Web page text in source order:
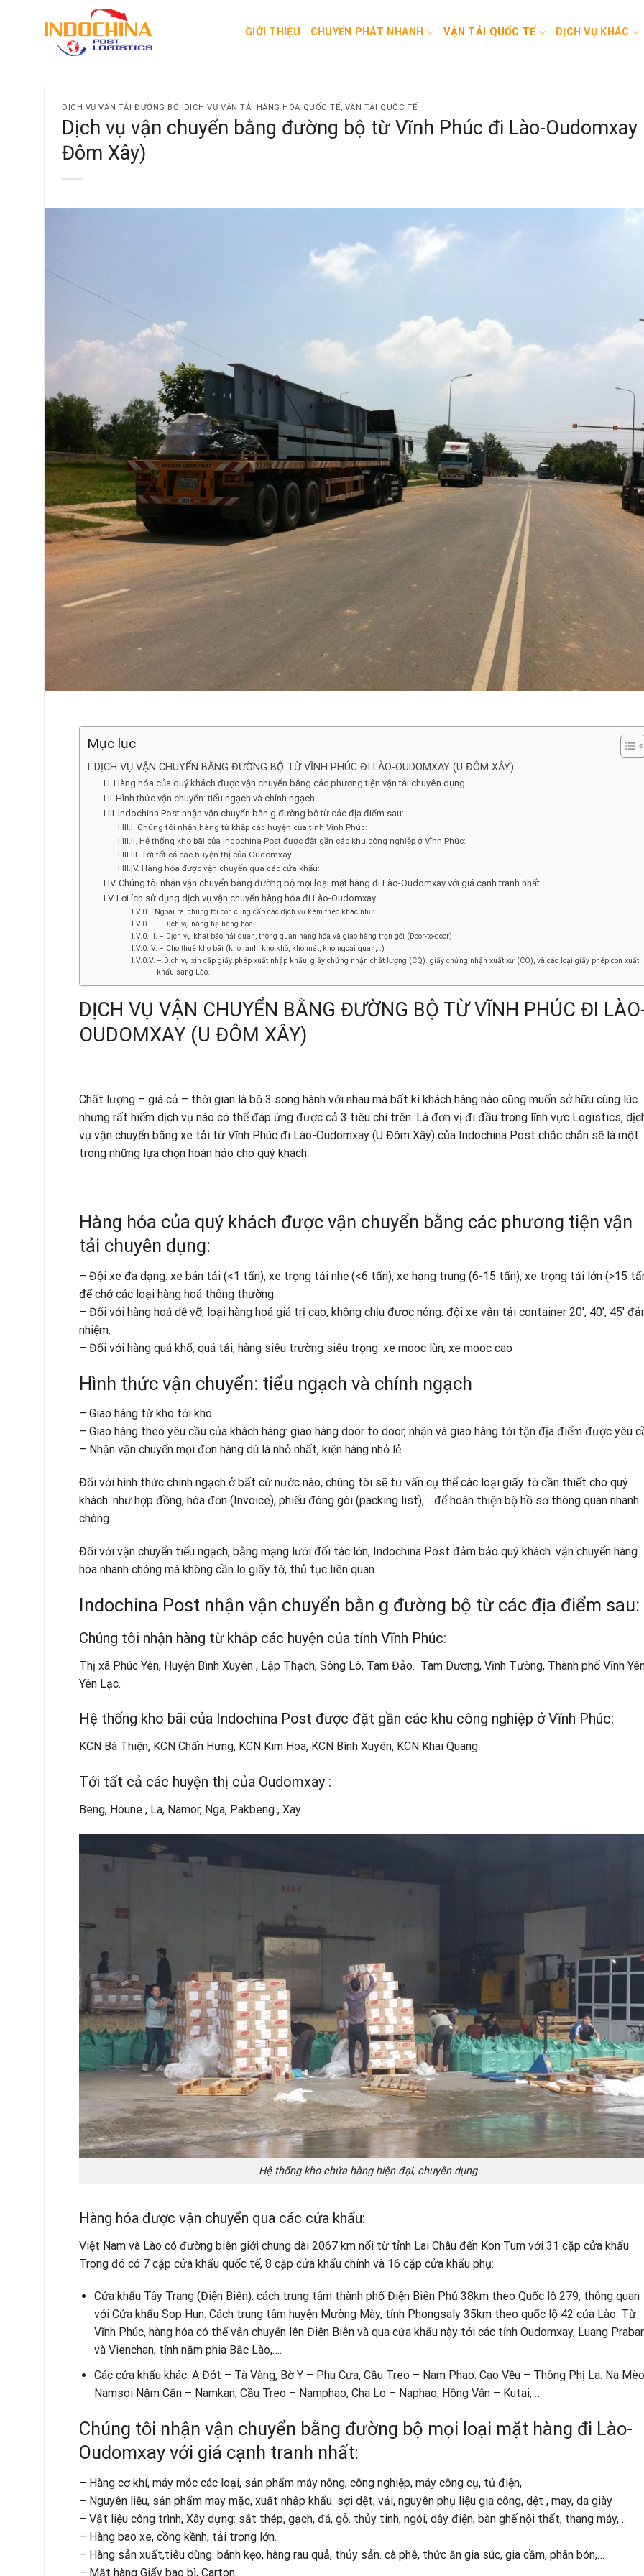
GIỚI THIỆU CHUYỂN PHÁT NHANH VẬN TẢI QUỐC TẾ DỊCH VỤ KHÁC
DỊCH VỤ VẬN TẢI ĐƯỜNG BỘ, DỊCH VỤ VẬN TẢI HÀNG HÓA QUỐC TẾ, VẬN TẢI QUỐC TẾ
Dịch vụ vận chuyển bằng đường bộ từ Vĩnh Phúc đi Lào-Oudomxay
Đôm Xây)
Mục lục
DỊCH VỤ VẬN CHUYỂN BẰNG ĐƯỜNG BỘ TỪ VĨNH PHÚC ĐI LÀO-OUDOMXAY (U ĐÔM XÂY)
Hàng hóa của quý khách được vận chuyển bằng các phương tiện vận tải chuyên dụng:
Hình thức vận chuyển: tiểu ngạch và chính ngạch
Indochina Post nhận vận chuyển bằn g đường bộ từ các địa điểm sau:
Chúng tôi nhận hàng từ khắp các huyện của tỉnh Vĩnh Phúc:
Hệ thống kho bãi của Indochina Post được đặt gần các khu công nghiệp ở Vĩnh Phúc:
Tới tất cả các huyện thị của Oudomxay :
Hàng hóa được vận chuyển qua các cửa khẩu:
Chúng tôi nhận vận chuyển bằng đường bộ mọi loại mặt hàng đi Lào-Oudomxay với giá cạnh tranh nhất:
Lợi ích sử dụng dịch vụ vận chuyển hàng hóa đi Lào-Oudomxay:
Ngoài ra, chúng tôi còn cung cấp các dịch vụ kèm theo khác như :
– Dịch vụ nâng hạ hàng hóa
– Dịch vụ khai báo hải quan, thông quan hàng hóa và giao hàng trọn gói (Door-to-door)
– Cho thuê kho bãi (kho lạnh, kho khô, kho mát, kho ngoại quan,…)
– Dịch vụ xin cấp giấy phép xuất nhập khẩu, giấy chứng nhận chất lượng (CQ). giấy chứng nhận xuất xứ (CO), và các loại giấy phép con xuất
khẩu sang Lào.
DỊCH VỤ VẬN CHUYỂN BẰNG ĐƯỜNG BỘ TỪ VĨNH PHÚC ĐI
OUDOMXAY (U ĐÔM XÂY)
Chất lượng – giá cả – thời gian là bộ 3 song hành với nhau mà bất kì khách hàng nào cũng muốn sở hữu cùng lúc
nhưng rất hiếm dịch vụ nào có thể đáp ứng được cả 3 tiêu chí trên. Là đơn vị đi đầu trong lĩnh vực Logistics,
vụ vận chuyển bằng xe tải từ Vĩnh Phúc đi Lào-Oudomxay (U Đôm Xây) của Indochina Post chắc chắn sẽ là một
trong những lựa chọn hoàn hảo cho quý khách.
Hàng hóa của quý khách được vận chuyển bằng các phương tiện vận
tải chuyên dụng:
– Đội xe đa dạng: xe bán tải (<1 tấn), xe trọng tải nhẹ (<6 tấn), xe hạng trung (6-15 tấn), xe trọng tải lớn (>15
để chở các loại hàng hoá thông thường.
– Đối với hàng hoá dễ vỡ, loại hàng hoá giá trị cao, không chịu được nóng: đội xe vận tải container 20′, 40′, 45′
nhiệm.
– Đối với hàng quá khổ, quá tải, hàng siêu trường siêu trọng: xe mooc lùn, xe mooc cao
Hình thức vận chuyển: tiểu ngạch và chính ngạch
– Giao hàng từ kho tới kho
– Giao hàng theo yêu cầu của khách hàng: giao hàng door to door, nhận và giao hàng tới tận địa điểm được yêu
– Nhận vận chuyển mọi đơn hàng dù là nhỏ nhất, kiện hàng nhỏ lẻ
Đối với hình thức chính ngạch ở bất cứ nước nào, chúng tôi sẽ tư vấn cụ thể các loại giấy tờ cần thiết cho quý
khách. như hợp đồng, hóa đơn (Invoice), phiếu đóng gói (packing list),… để hoàn thiện bộ hồ sơ thông quan nhanh
chóng.
Đối với vận chuyển tiểu ngạch, bằng mạng lưới đối tác lớn, Indochina Post đảm bảo quý khách. vận chuyển hàng
hóa nhanh chóng mà không cần lo giấy tờ, thủ tục liên quan.
Indochina Post nhận vận chuyển bằn g đường bộ từ các địa điểm sau:
Chúng tôi nhận hàng từ khắp các huyện của tỉnh Vĩnh Phúc:
Thị xã Phúc Yên, Huyện Bình Xuyên , Lập Thạch, Sông Lô, Tam Đảo. Tam Dương, Vĩnh Tường, Thành phố Vĩnh
Yên Lạc.
Hệ thống kho bãi của Indochina Post được đặt gần các khu công nghiệp ở Vĩnh Phúc:
KCN Bá Thiện, KCN Chấn Hưng, KCN Kim Hoa, KCN Bình Xuyên, KCN Khai Quang
Tới tất cả các huyện thị của Oudomxay :
Beng, Houne , La, Namor, Nga, Pakbeng , Xay.
Hệ thống kho chứa hàng hiện đại, chuyên dụng
Hàng hóa được vận chuyển qua các cửa khẩu:
Việt Nam và Lào có đường biên giới chung dài 2067 km nối từ tỉnh Lai Châu đến Kon Tum với 31 cặp cửa khẩu.
Trong đó có 7 cặp cửa khẩu quốc tế, 8 cặp cửa khẩu chính và 16 cặp cửa khẩu phụ:
Cửa khẩu Tây Trang (Điện Biên): cách trung tâm thành phố Điện Biên Phủ 38km theo Quốc lộ 279, thông quan
với Cửa khẩu Sop Hun. Cách trung tâm huyện Mường Mày, tỉnh Phongsaly 35km theo quốc lộ 42 của Lào. Từ
Vĩnh Phúc, hàng hóa có thể vận chuyển lên Điện Biên và qua cửa khẩu này tới các tỉnh Oudomxay, Luang
và Vienchan, tỉnh nằm phia Bắc Lào,….
Các cửa khẩu khác: A Đớt – Tà Vàng, Bờ Y – Phu Cưa, Cầu Treo – Nam Phao. Cao Vều – Thông Phị La. Na
Namsoi Nậm Cắn – Namkan, Cầu Treo – Namphao, Cha Lo – Naphao, Hồng Vân – Kutai, …
Chúng tôi nhận vận chuyển bằng đường bộ mọi loại mặt hàng đi Lào-
Oudomxay với giá cạnh tranh nhất:
– Hàng cơ khí, máy móc các loại, sản phẩm máy nông, công nghiệp, máy công cụ, tủ điện,
– Nguyên liệu, sản phẩm may mặc, xuất nhập khẩu. sợi dệt, vải, nguyên phụ liệu gia công, dệt , may, da giày
– Vật liệu công trình, Xây dựng: sắt thép, gạch, đá, gỗ. thủy tinh, ngói, dây điện, bàn ghế nội thất, thang máy,…
– Hàng bao xe, cồng kềnh, tải trọng lớn.
– Hàng sản xuất,tiêu dùng: bánh kẹo, hàng rau quả, thủy sản. cà phê, thức ăn gia súc, gia cầm, phân bón,…
– Mặt hàng Giấy bao bì, Carton.